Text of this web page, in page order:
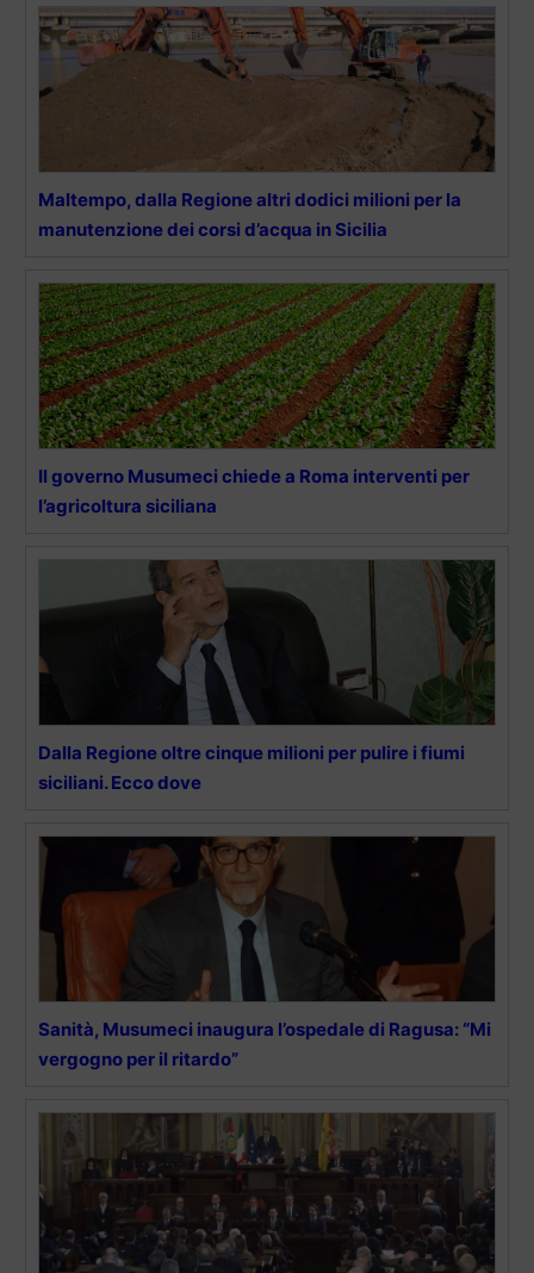
Maltempo, dalla Regione altri dodici milioni per la
manutenzione dei corsi d’acqua in Sicilia
Il governo Musumeci chiede a Roma interventi per
l’agricoltura siciliana
Dalla Regione oltre cinque milioni per pulire i fiumi
siciliani. Ecco dove
Sanità, Musumeci inaugura l’ospedale di Ragusa: “Mi
vergogno per il ritardo”